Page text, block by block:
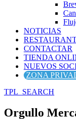
NOTICIAS
CONTACTAR
TIENDA
NUEVOS
ZONA
TPL_SEARCH
Orgullo